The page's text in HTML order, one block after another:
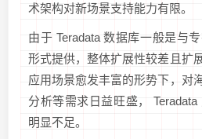
术架构对新场景支持能力有限。
由于 Teradata 数据库一般是与
形式提供，整体扩展性较差且扩
应用场景愈发丰富的形势下，对
分析等需求日益旺盛，
明显不足。